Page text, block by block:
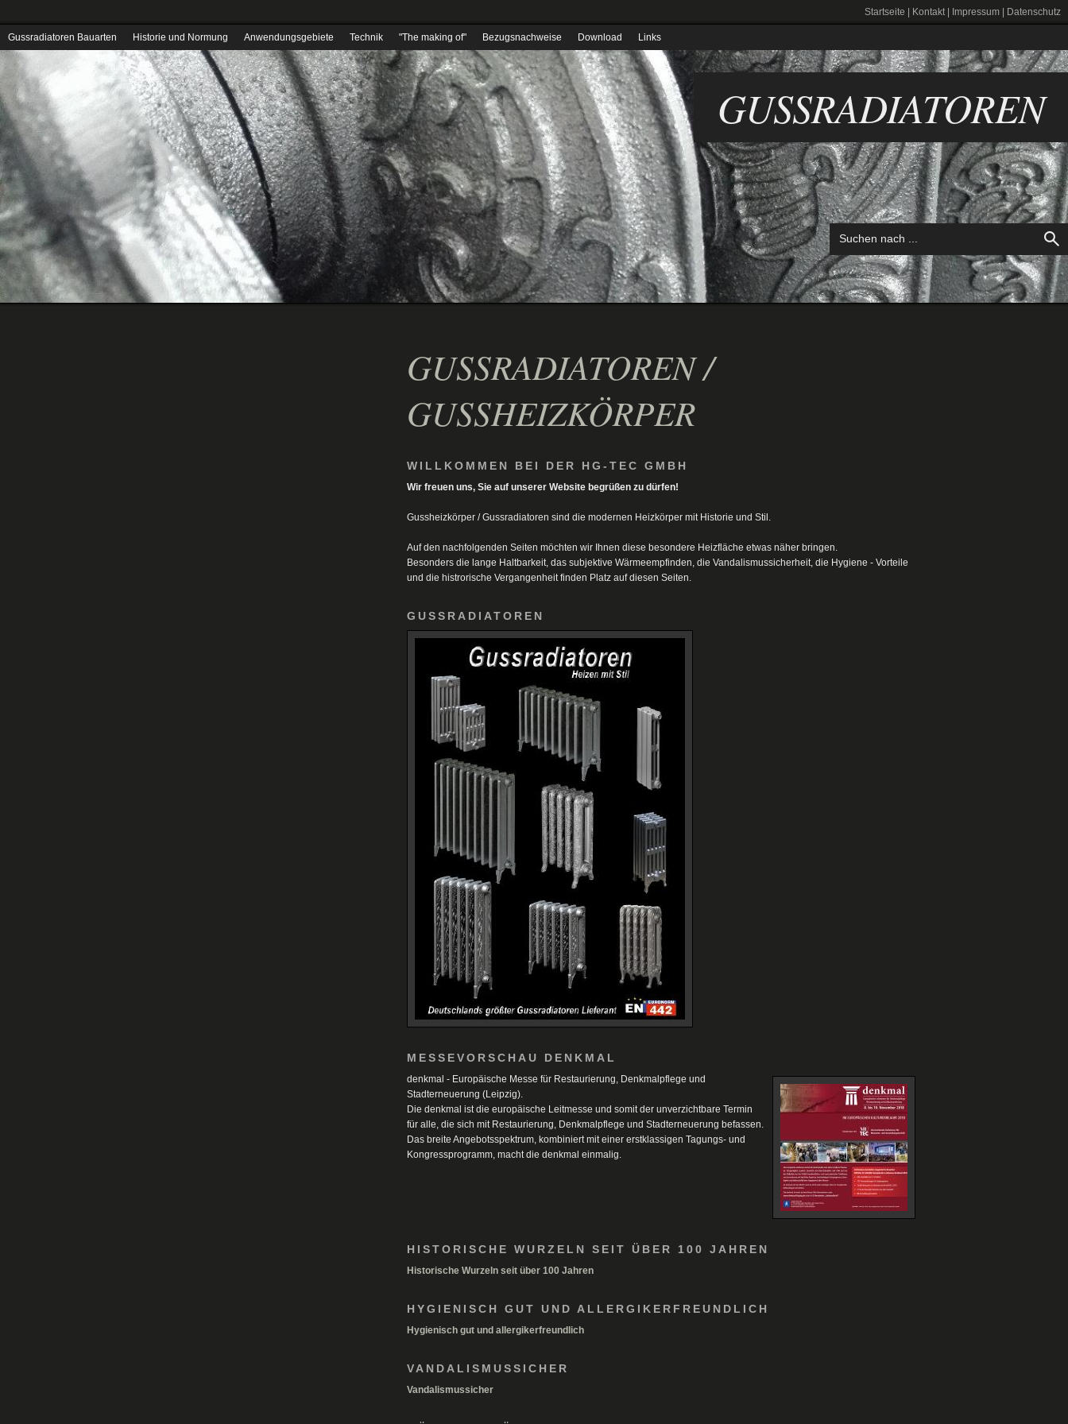
Startseite Kontakt| Impressum Datenschutz
GUSSRADIATOREN
Gussradiatoren Bauarten Historie und Normung Anwendungsgebiete Technik "The making of" Bezugsnachweise Download Links
GUSSRADIATOREN /
GUSSHEIZKÖRPER
WILLKOMMEN BEI DER HG-TEC GMBH
Wir freuen uns, Sie auf unserer Website begrüßen zu dürfen!
Gussheizkörper / Gussradiatoren sind die modernen Heizkörper mit Historie und Stil.
Auf den nachfolgenden Seiten möchten wir Ihnen diese besondere Heizfläche etwas näher bringen.
Besonders die lange Haltbarkeit, das subjektive Wärmeempfinden, die Vandalismussicherheit, die Hygiene - Vorteile
und die histrorische Vergangenheit finden Platz auf diesen Seiten.
GUSSRADIATOREN
MESSEVORSCHAU DENKMAL
denkmal - Europäische Messe für Restaurierung, Denkmalpflege und
Stadterneuerung (Leipzig).
Die denkmal ist die europäische Leitmesse und somit der unverzichtbare Termin
für alle, die sich mit Restaurierung, Denkmalpflege und Stadterneuerung befassen.
Das breite Angebotsspektrum, kombiniert mit einer erstklassigen Tagungs- und
Kongressprogramm, macht die denkmal einmalig.
HISTORISCHE WURZELN SEIT ÜBER 100 JAHREN
Historische Wurzeln seit über 100 Jahren
HYGIENISCH GUT UND ALLERGIKERFREUNDLICH
Hygienisch gut und allergikerfreundlich
VANDALISMUSSICHER
Vandalismussicher